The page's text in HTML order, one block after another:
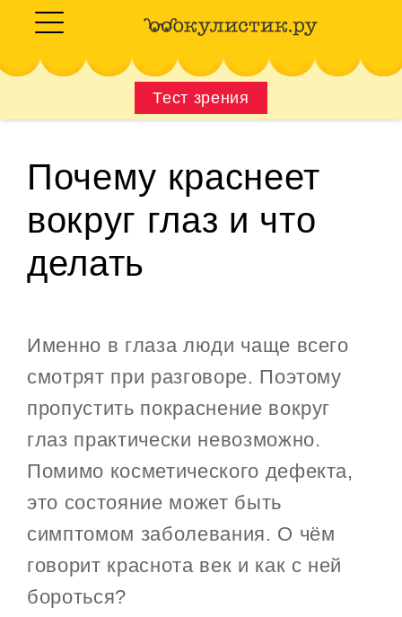
Тест зрения
Почему краснеет
вокруг глаз и что
делать
Именно в глаза люди чаще всего
смотрят при разговоре. Поэтому
пропустить покраснение вокруг
глаз практически невозможно.
Помимо косметического дефекта,
это состояние может быть
симптомом заболевания. О чём
говорит краснота век и как с ней
бороться?